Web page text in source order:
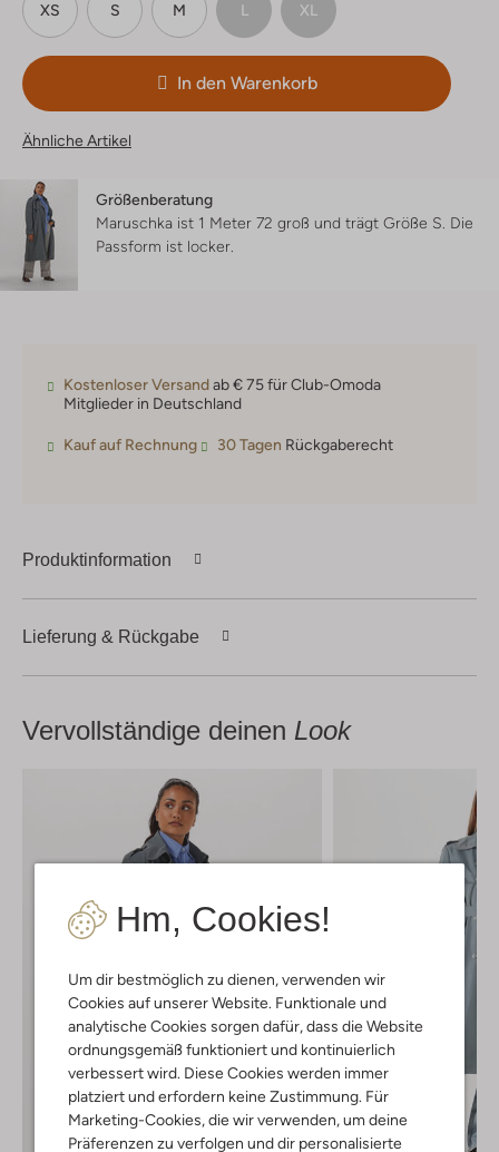
Hm, Cookies!
Um dir bestmöglich zu dienen, verwenden wir
Cookies auf unserer Website. Funktionale und
analytische Cookies sorgen dafür, dass die Website
ordnungsgemäß funktioniert und kontinuierlich
verbessert wird. Diese Cookies werden immer
platziert und erfordern keine Zustimmung. Für
Marketing-Cookies, die wir verwenden, um deine
Präferenzen zu verfolgen und dir personalisierte
XS S M L XL
In den Warenkorb
Ähnliche Artikel
Größenberatung
Maruschka ist 1 Meter 72 groß und trägt Größe S. Die
Passform ist locker
Kostenloser Versandab € 75 für Club-Omoda
Mitglieder in Deutschland
Kauf auf Rechnung 30 Tagen Rückgaberecht
Produktinformation
Lieferung & Rückgabe
Vervollständige deinen Look